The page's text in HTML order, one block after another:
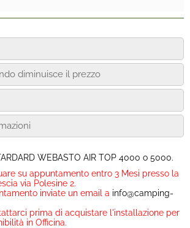
diminuisce il prezzo
WEBASTO AIR TOP 4000 o 5000.
su appuntamento entro 3 Mesi presso la
via Polesine 2.
inviate un email a info@camping-
prima di acquistare l'installazione per
in Officina.